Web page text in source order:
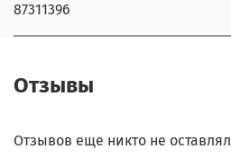
87311396
Отзывы
Отзывов еще никто не оставлял